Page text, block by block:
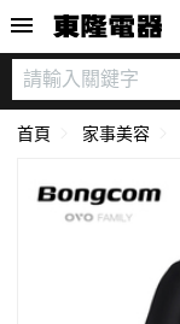
首頁 家事美容